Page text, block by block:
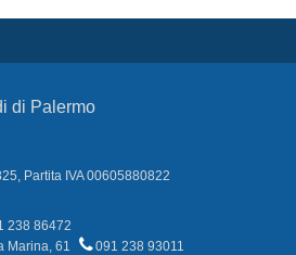
di Palermo
Partita IVA 00605880822
238 86472
Marina, 61
091 238 93011